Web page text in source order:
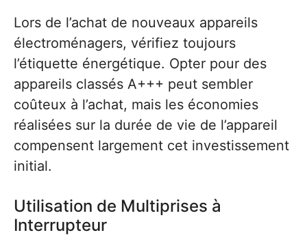
Lors de l’achat de nouveaux appareils
électroménagers, vérifiez toujours
l’étiquette énergétique. Opter pour des
appareils classés A+++ peut sembler
coûteux à l’achat, mais les économies
réalisées sur la durée de vie de l’appareil
compensent largement cet investissement
initial.
Utilisation de Multiprises à
Interrupteur